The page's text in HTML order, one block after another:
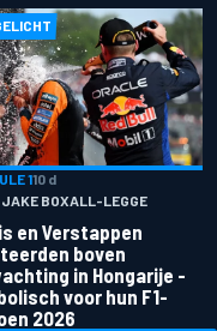
110 d
JAKE BOXALL-LEGGE
en Verstappen
boven
in Hongarije -
voor hun F1-
2026